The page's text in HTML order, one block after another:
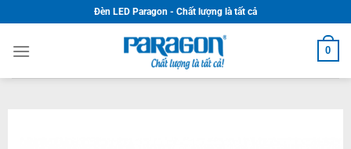
to
content
Đèn LED Paragon - Chất lượng là tất cả
0